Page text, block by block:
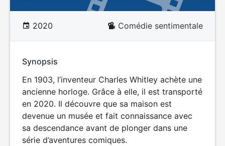
2020 Comédie sentimentale
Synopsis
En 1903, l’inventeur Charles Whitley achète une
ancienne horloge. Grâce à elle, il est transporté
en 2020. Il découvre que sa maison est
devenue un musée et fait connaissance avec
sa descendance avant de plonger dans une
série d’aventures comiques.